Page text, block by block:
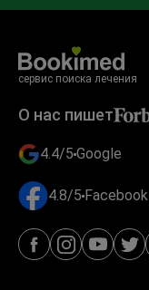
сервис поиска лечения
О нас пишет
4.4/5 Google
4.8/5 Facebook